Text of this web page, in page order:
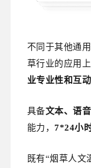
不同于其他通
草行业的应用
业专业性和互
具备文本、语
能力，7*24小
既有“烟草人文